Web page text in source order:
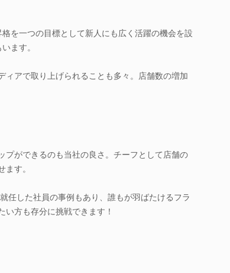
を一つの目標として新人にも広く活躍の機会を設
ます。
ィアで取り上げられることも多々。店舗数の増加
プができるのも当社の良さ。チーフとして店舗の
す。
任した社員の事例もあり、誰もが羽ばたけるフラ
い方も存分に挑戦できます！